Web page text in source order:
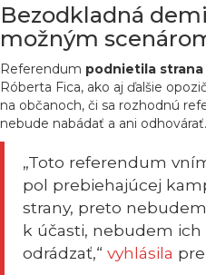
Bezodkladná
možným
Referendum podnietila strana
Róberta Fica, ako aj ďalšie
na občanoch, či sa rozhodnú
nebude nabádať a ani odhovárať.
„Toto referendum
pol prebiehajúcej
strany, preto
k účasti, nebudem ich
odrádzať,“ vyhlásila